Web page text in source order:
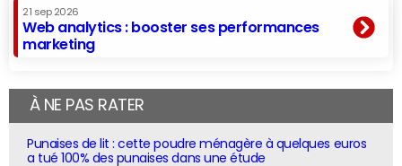
21 sep 2026
Web analytics : booster ses performances
marketing
À NE PAS RATER
Punaises de lit : cette poudre ménagère à quelques euros
a tué 100% des punaises dans une étude